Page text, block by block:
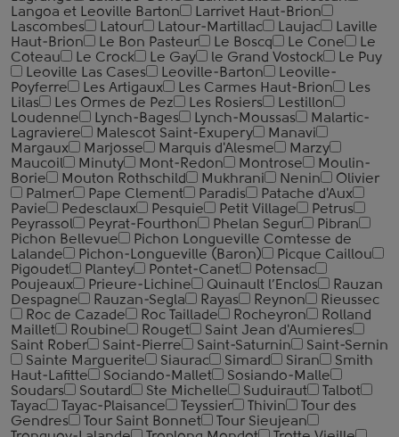
Langoa et Leoville Barton
Larrivet Haut-Brion
Lascombes
Latour Latour-Martillac Laujac
Laville
Haut-Brion
Le Bon Pasteur Le Boscq Le Cone
Le
Coteau
Le Crock Le Gay le Grand Vostock
Le Puy
Leoville Las Cases
Leoville-Barton
Leoville-
Poyferre
Les Artigaux Les Carmes Haut-Brion
Les
Lilas
Les Ormes de Pez Les Rosiers
Lestillon
Loudenne
Lynch-Bages Lynch-Moussas
Malartic-
Lagraviere
Malescot Saint-Exupery
Manavi
Margaux
Marjosse Marquis d'Alesme
Marzy
Maucoil
Minuty Mont-Redon Montrose
Moulin-
Borie
Mouton Rothschild Mukhrani Nenin
Olivier
Palmer
Pape Clement Paradis
Patache d'Aux
Pavie
Pedesclaux Pesquie Petit Village
Petrus
Peyrassol
Peyrat-Fourthon Phelan Segur
Pibran
Pichon Bellevue
Pichon Longueville Comtesse de
Lalande
Pichon-Longueville (Baron)
Picque Сaillou
Pigoudet
Plantey Pontet-Canet
Potensac
Poujeaux
Prieure-Lichine Quinault l’Enclos
Rauzan
Despagne
Rauzan-Segla Rayas Reynon
Rieussec
Roc de Cazade
Roc Taillade Rocheyron
Rolland
Maillet
Roubine Rouget
Saint Jean d'Aumieres
Saint Rober
Saint-Pierre Saint-Saturnin
Saint-Sernin
Sainte Marguerite
Siaurac Simard Siran
Smith
Haut-Lafitte
Sociando-Mallet
Sosiando-Malle
Soudars
Soutard Ste Michelle Suduiraut
Talbot
Tayac
Tayac-Plaisance Teyssier Thivin
Tour des
Gendres
Tour Saint Bonnet
Tour Sieujean